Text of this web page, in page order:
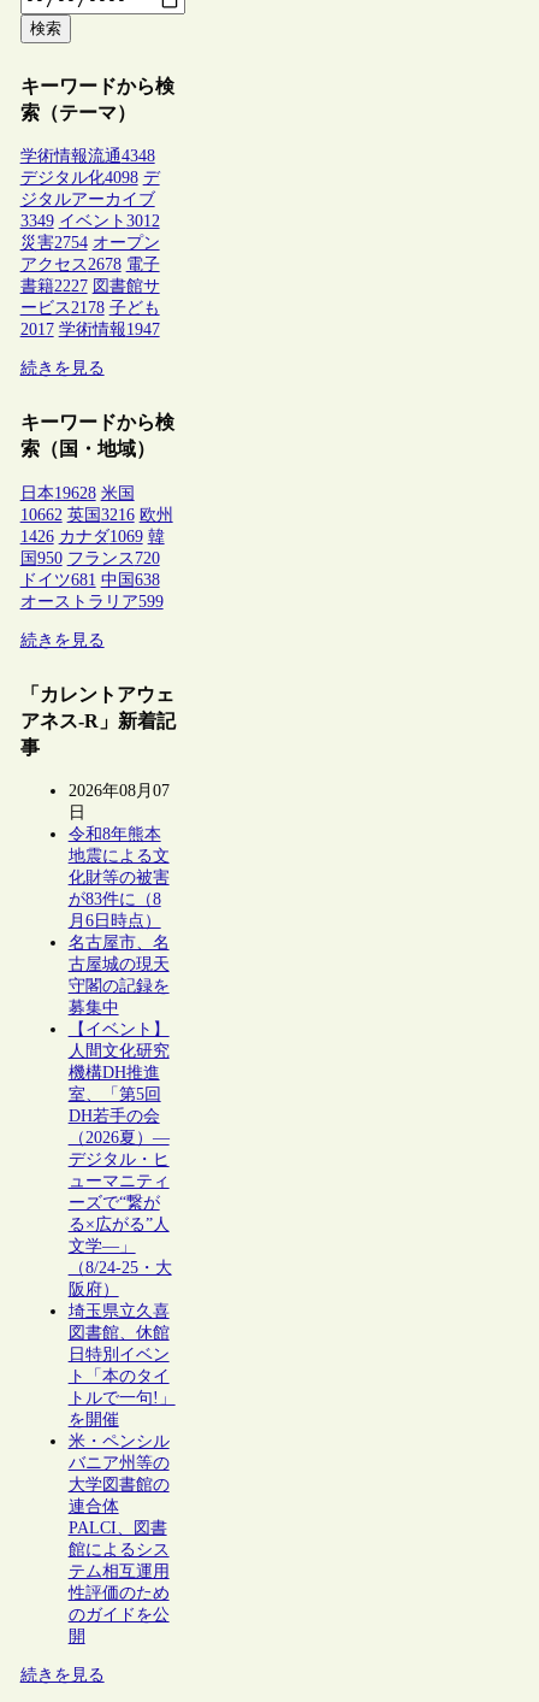
検索
キーワードから検
索（テーマ）
学術情報流通4348
デジタル化4098 デ
ジタルアーカイブ
3349 イベント 3012
災害2754 オープン
アクセス2678 電子
書籍2227 図書館サ
ービス2178 子ども
2017 学術情報1947
続きを見る
キーワードから検
索（国・地域）
日本19628 米国
10662 英国 3216 欧州
1426 カナダ1069 韓
国 950 フランス 720
ドイツ681 中国 638
オーストラリア599
続きを見る
「カレントアウェ
アネス-R」新着記
事
2026年08月07
日
令和8年熊本
地震による文
化財等の被害
が83件に（8
月6日時点）
名古屋市、名
古屋城の現天
守閣の記録を
募集中
【イベント】
人間文化研究
機構DH推進
室、「第5回
DH若手の会
（2026夏）―
デジタル・ヒ
ューマニティ
ーズで“繋が
る×広がる”人
文学―」
（8/24-25・大
阪府）
埼玉県立久喜
図書館、休館
日特別イベン
ト「本のタイ
トルで一句!」
を開催
米・ペンシル
バニア州等の
大学図書館の
連合体
PALCI、図書
館によるシス
テム相互運用
性評価のため
のガイドを公
開
続きを見る